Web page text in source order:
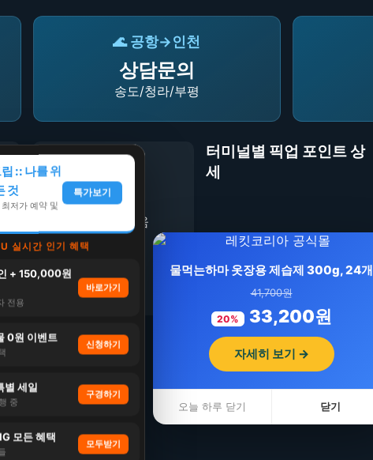
🌊 공항→인천
상담문의
송도/청라/부평
수하물 케어
짐 운반 도움
터미널별 픽업 포인트 상
세
:: 나를 위
것
저가 예약 및
특가보기
실시간 인기 혜택
+ 150,000원
전용
바로가기
0원 이벤트
신청하기
별 세일
중
구경하기
모든 혜택
모두받기
물먹는하마 옷장용 제습제 300g, 24개
41,700원
20% 33,200원
자세히 보기 →
오늘 하루 닫기 닫기